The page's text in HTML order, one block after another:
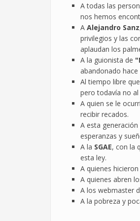
A todas las
nos hemos
A Alejandro Sanz
privilegios y las
aplaudan los
A la guionista de
abandonado
Al tiempo libre
pero todavía no
A quien se le
recibir recados.
A esta
esperanzas y
A la SGAE, con la
esta ley.
A quienes
A quienes abren
A los webmaster
A la pobreza y